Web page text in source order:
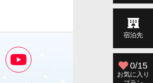
宿泊先
0/15
お気に入り